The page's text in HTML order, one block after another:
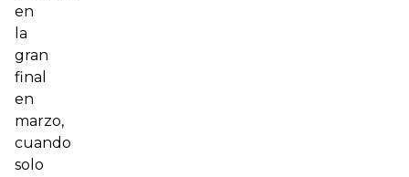
en
la
gran
final
en
marzo,
cuando
solo